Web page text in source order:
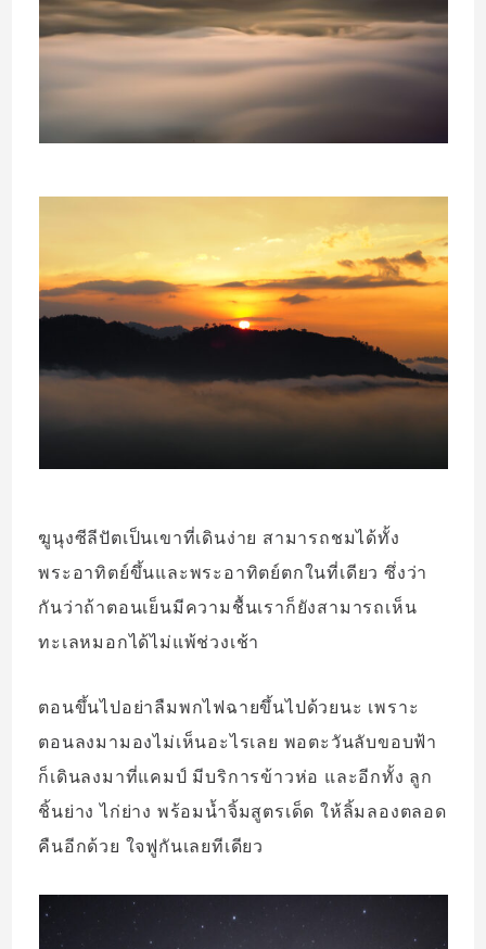
ฆูนุงซีลีปัตเป็นเขาที่เดินง่าย สามารถชมได้ทั้ง
พระอาทิตย์ขึ้นและพระอาทิตย์ตกในที่เดียว ซึ่งว่า
กันว่าถ้าตอนเย็นมีความชื้นเราก็ยังสามารถเห็น
ทะเลหมอกได้ไม่แพ้ช่วงเช้า
ตอนขึ้นไปอย่าลืมพกไฟฉายขึ้นไปด้วยนะ เพราะ
ตอนลงมามองไม่เห็นอะไรเลย พอตะวันลับขอบฟ้า
ก็เดินลงมาที่แคมป์ มีบริการข้าวห่อ และอีกทั้ง ลูก
ชิ้นย่าง ไก่ย่าง พร้อมน้ำจิ้มสูตรเด็ด ให้ลิ้มลองตลอด
คืนอีกด้วย ใจฟูกันเลยทีเดียว